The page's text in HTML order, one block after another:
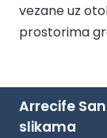
vezane uz
prostorima
Arrecife
slikama